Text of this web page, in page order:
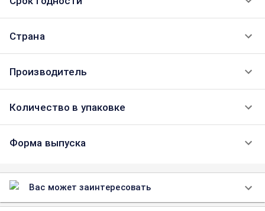
Страна
Производитель
Количество в упаковке
Форма выпуска
Вас может заинтересовать